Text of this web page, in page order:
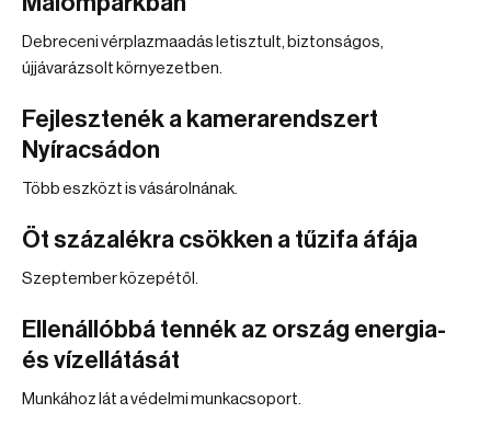
Debreceni vérplazmaadás letisztult, biztonságos,
újjávarázsolt környezetben.
Fejlesztenék a kamerarendszert
Nyíracsádon
Több eszközt is vásárolnának.
Öt százalékra csökken a tűzifa áfája
Szeptember közepétől.
Ellenállóbbá tennék az ország energia-
és vízellátását
Munkához lát a védelmi munkacsoport.